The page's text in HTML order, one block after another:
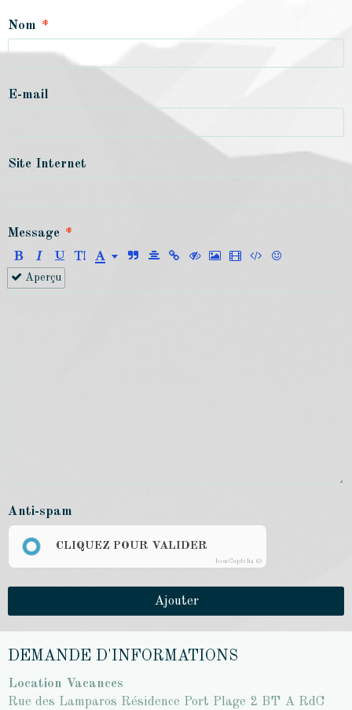
Nom
E-mail
Site Internet
Message
Aperçu
Anti-spam
CLIQUEZ POUR VALIDER
IconCaptcha ©
Ajouter
DEMANDE D'INFORMATIONS
Location Vacances
Rue des Lamparos Résidence Port Plage 2 BT A RdC